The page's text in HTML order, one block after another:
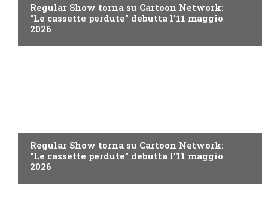
Regular Show torna su Cartoon Network:
“Le cassette perdute” debutta l’11 maggio
2026
Regular Show torna su Cartoon Network:
“Le cassette perdute” debutta l’11 maggio
2026